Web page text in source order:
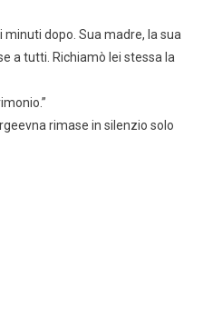
minuti dopo. Sua madre, la sua
a tutti. Richiamò lei stessa la
rimase in silenzio solo